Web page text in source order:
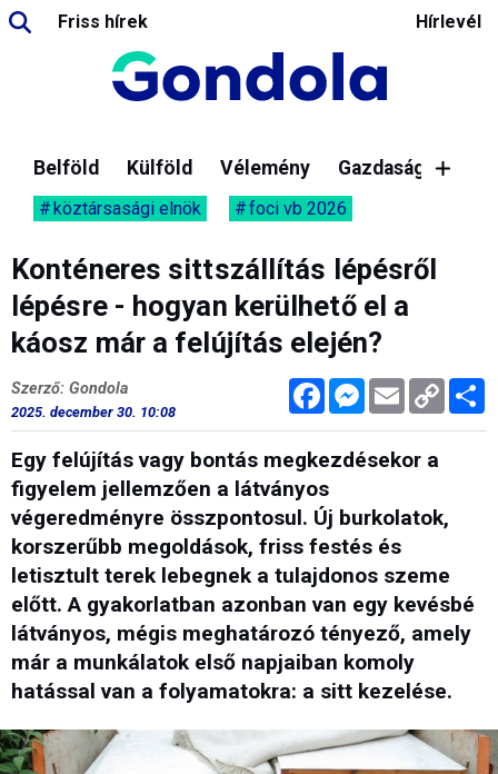
Friss hírek Hírlevél
Belföld Külföld Vélemény Gazdaság
köztársasági elnök foci vb 2026
Konténeres sittszállítás lépésről
lépésre - hogyan kerülhető el a
káosz már a felújítás elején?
FacebookMessenger
Email Copy
Link
Szerző: Gondola
2025. december 30. 10:08
Egy felújítás vagy bontás megkezdésekor a
figyelem jellemzően a látványos
végeredményre összpontosul. Új burkolatok,
korszerűbb megoldások, friss festés és
letisztult terek lebegnek a tulajdonos szeme
előtt. A gyakorlatban azonban van egy kevésbé
látványos, mégis meghatározó tényező, amely
már a munkálatok első napjaiban komoly
hatással van a folyamatokra: a sitt kezelése.